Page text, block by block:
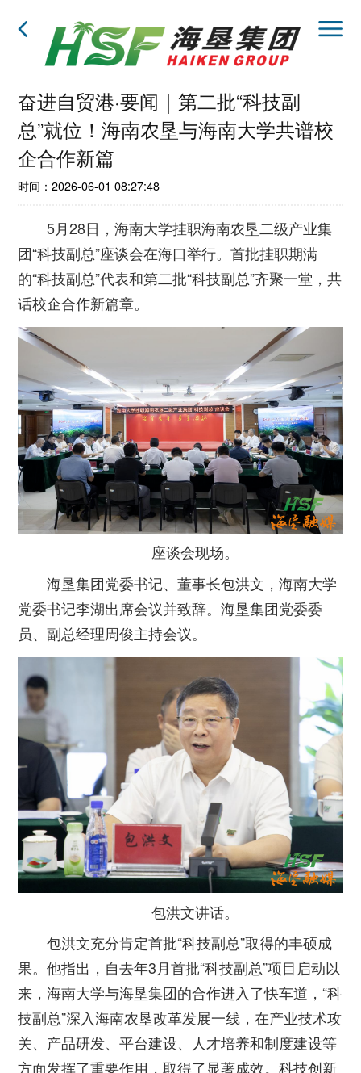
奋进自贸港·要闻｜第二批“科技副
总”就位！海南农垦与海南大学共谱校
企合作新篇
时间：2026-06-01 08:27:48
5月28日，海南大学挂职海南农垦二级产业集
团“科技副总”座谈会在海口举行。首批挂职期满
的“科技副总”代表和第二批“科技副总”齐聚一堂，共
话校企合作新篇章。
座谈会现场。
海垦集团党委书记、董事长包洪文，海南大学
党委书记李湖出席会议并致辞。海垦集团党委委
员、副总经理周俊主持会议。
包洪文讲话。
包洪文充分肯定首批“科技副总”取得的丰硕成
果。他指出，自去年3月首批“科技副总”项目启动以
来，海南大学与海垦集团的合作进入了快车道，“科
技副总”深入海南农垦改革发展一线，在产业技术攻
关、产品研发、平台建设、人才培养和制度建设等
方面发挥了重要作用，取得了显著成效。科技创新